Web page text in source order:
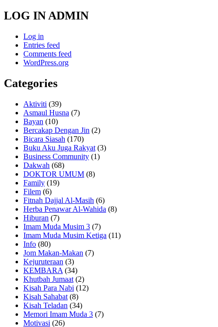
LOG IN ADMIN
Log in
Entries feed
Comments feed
WordPress.org
Categories
Aktiviti (39)
Asmaul Husna (7)
Bayan (10)
Bercakap Dengan Jin (2)
Bicara Siasah (170)
Buku Aku Juga Rakyat (3)
Business Community (1)
Dakwah (68)
DOKTOR UMUM (8)
Family (19)
Filem (6)
Fitnah Dajjal Al-Masih (6)
Herba Penawar Al-Wahida (8)
Hiburan (7)
Imam Muda Musim 3 (7)
Imam Muda Musim Ketiga (11)
Info (80)
Jom Makan-Makan (7)
Kejuruteraan (3)
KEMBARA (34)
Khutbah Jumaat (2)
Kisah Para Nabi (12)
Kisah Sahabat (8)
Kisah Teladan (34)
Memori Imam Muda 3 (7)
Motivasi (26)